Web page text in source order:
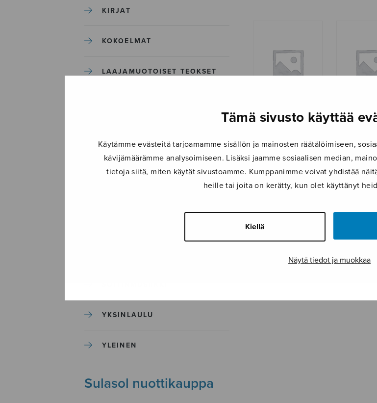
Tämä sivusto käyttää
Käytämme evästeitä tarjoamamme sisällön ja mainosten räätälöimiseen,
kävijämäärämme analysoimiseen. Lisäksi jaamme sosiaalisen median,
tietoja siitä, miten käytät sivustoamme. Kumppanimme voivat yhdistää
heille tai joita on kerätty, kun olet käyttänyt
Kiellä
Näytä tiedot ja muokkaa
KIRJAT
KOKOELMAT
LAAJAMUOTOISET TEOKSET
MUUT
YKSINLAULU
YLEINEN
Sulasol nuottikauppa
kansanlaulua,
partituuri